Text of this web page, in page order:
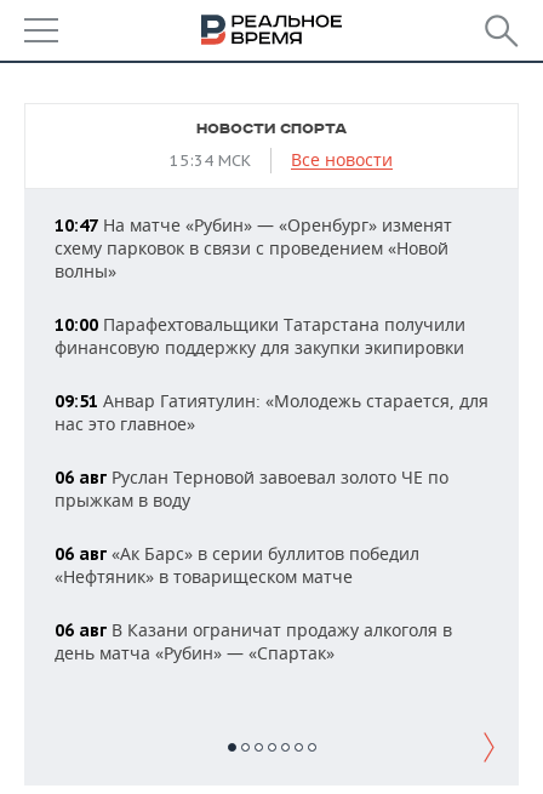
УДМУРТИЯ
НОВОСТИ АНАЛИТИКИ
КОРОЛИ ГОСЗАКАЗА ПФО
ВУЗЫ ТАТАРСТАНА
КОМУ ПРИНАДЛЕЖАТ
ТОРГОВЫЕ ЦЕНТРЫ
ТАТАРСТАНА
ЭКОНОМИКА
ФИНАНСЫ
БАНКИ
БЮДЖЕТ
НОВОСТИ
МАШИНОСТРОЕНИЕ
НЕФТЕХИМИЯ
ОПК
НОВОСТИ НЕДВИЖИМОСТИ
АВТО
НОВОСТИ АВТО
БИЗНЕС
РОЗНИЧНАЯ ТОРГОВЛЯ
ТРАНСПОРТ
НОВОСТИ ТЕХНОЛОГИЙ
ТЕЛЕКОММУНИКАЦИИ
МЕРОПРИЯТИЯ
НОВОСТИ МЕРОПРИЯТИЙ
СПОРТ
НОВОСТИ ОБЩЕСТВА
НОВОСТИ СПОРТА
15:34 МСК Все новости
10:47 На матче «Рубин» — «Оренбург» изменят
схему парковок в связи с проведением «Новой
волны»
10:00 Парафехтовальщики Татарстана получили
финансовую поддержку для закупки экипировки
09:51 Анвар Гатиятулин: «Молодежь старается, для
нас это главное»
06 авг Руслан Терновой завоевал золото ЧЕ по
прыжкам в воду
06 авг «Ак Барс» в серии буллитов победил
«Нефтяник» в товарищеском матче
06 авг В Казани ограничат продажу алкоголя в
день матча «Рубин» — «Спартак»